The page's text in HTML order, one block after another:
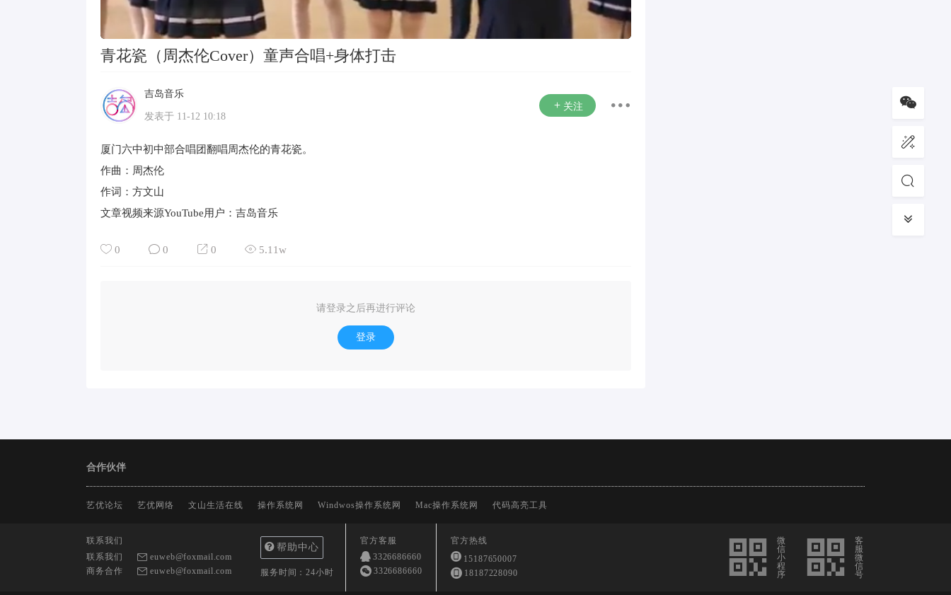
青花瓷（周杰伦Cover）童声合唱+身体打击
吉岛音乐
发表于 11-12 10:18
关注
厦门六中初中部合唱团翻唱周杰伦的青花瓷。
作曲：周杰伦
作词：方文山
文章视频来源YouTube用户：吉岛音乐
0 0 0 5.11w
请登录之后再进行评论
登录
合作伙伴
艺优论坛 艺优网络 文山生活在线 操作系统网 Windwos操作系统网 Mac操作系统网 代码高亮工具
联系我们
联系我们
euweb@foxmail.com
商务合作
euweb@foxmail.com
帮助中心
服务时间：24小时
官方客服
3326686660
3326686660
官方热线
15187650007
18187228090
客
服
微
信
号
微
信
小
程
序